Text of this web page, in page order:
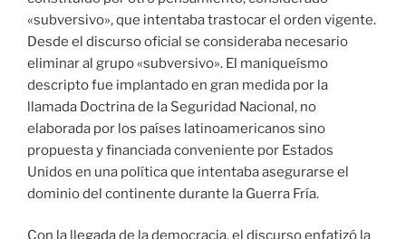
«subversivo», que intentaba trastocar el orden vigente.
Desde el discurso oficial se consideraba necesario
eliminar al grupo «subversivo». El maniqueísmo
descripto fue implantado en gran medida por la
llamada Doctrina de la Seguridad Nacional, no
elaborada por los países latinoamericanos sino
propuesta y financiada conveniente por Estados
Unidos en una política que intentaba asegurarse el
dominio del continente durante la Guerra Fría.